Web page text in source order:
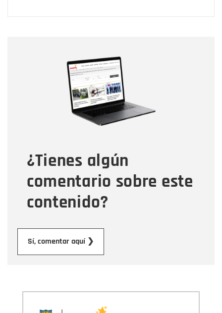
¿Tienes algún
comentario sobre este
contenido?
Sí, comentar aquí ❯
Correo electrónico
Tipo de comentario
Mensaje